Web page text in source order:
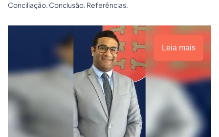
Conciliação. Conclusão. Referências.
Leia mais